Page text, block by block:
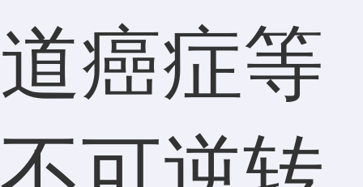
道癌症等